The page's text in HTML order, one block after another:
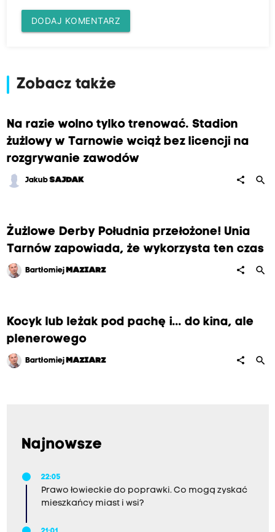
DODAJ KOMENTARZ
Zobacz także
Na razie wolno tylko trenować. Stadion
żużlowy w Tarnowie wciąż bez licencji na
rozgrywanie zawodów
JakubSAJDAK share search
Żużlowe Derby Południa przełożone! Unia
Tarnów zapowiada, że wykorzysta ten czas
Bartłomiej MAZIARZ share search
Kocyk lub leżak pod pachę i... do kina, ale
plenerowego
Bartłomiej MAZIARZ share search
Najnowsze
22:05
Prawo łowieckie do poprawki. Co mogą zyskać
mieszkańcy miast i wsi?